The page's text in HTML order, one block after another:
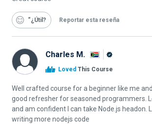
“¿Útil Reportar esta reseña
Charles M.
Alison
Loved This Course
Well crafted course for a beginner like me
good refresher for seasoned programmers.
and am confident I can take Node.js headon.
writing more nodejs code